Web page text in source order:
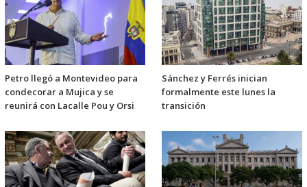
Petro llegó a Montevideo para
condecorar a Mujica y se
reunirá con Lacalle Pou y Orsi
Sánchez y Ferrés inician
formalmente este lunes la
transición